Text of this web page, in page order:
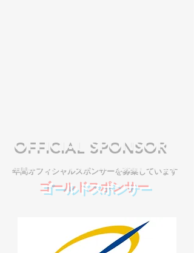
OFFICIAL SPONSOR
​年間オフィシャルスポンサーを募集しています
ゴールドスポンサー